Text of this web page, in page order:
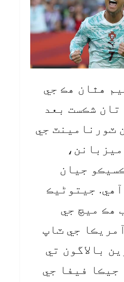
هٿان هڪ جي
گولن تان شڪست بعد
ٽورنامينٽ جي
جيان
جيتوڻيڪ
هڪ ميچ جي
جي ٽاپ
بالاگون تي
جيڪا فيفا جي